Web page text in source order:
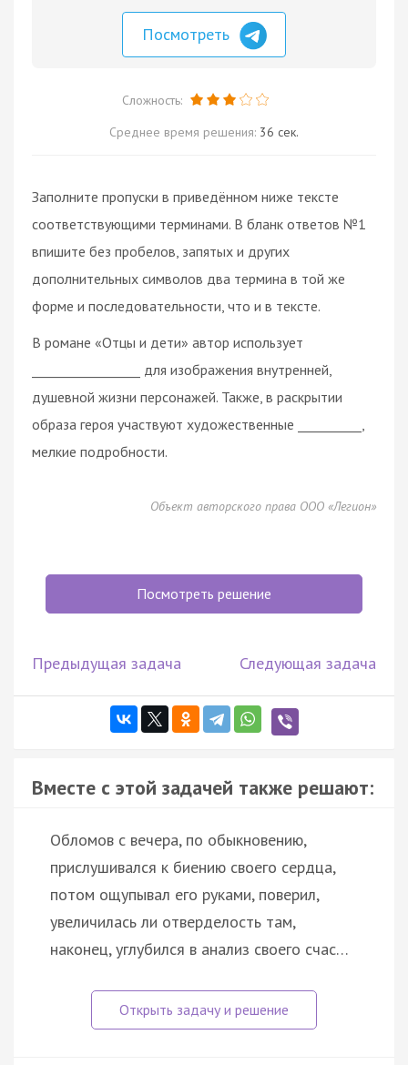
Посмотреть
Сложность:
Среднее время решения: 36 сек.
Заполните пропуски в приведённом ниже тексте
соответствующими терминами. В бланк ответов №1
впишите без пробелов, запятых и других
дополнительных символов два термина в той же
форме и последовательности, что и в тексте.
В романе «Отцы и дети» автор использует
_________________ для изображения внутренней,
душевной жизни персонажей. Также, в раскрытии
образа героя участвуют художественные __________,
мелкие подробности.
Объект авторского права ООО «Легион»
Посмотреть решение
Предыдущая задача Следующая задача
Вместе с этой задачей также решают:
Обломов с вечера, по обыкновению,
прислушивался к биению своего сердца,
потом ощупывал его руками, поверил,
увеличилась ли отверделость там,
наконец, углубился в анализ своего счас…